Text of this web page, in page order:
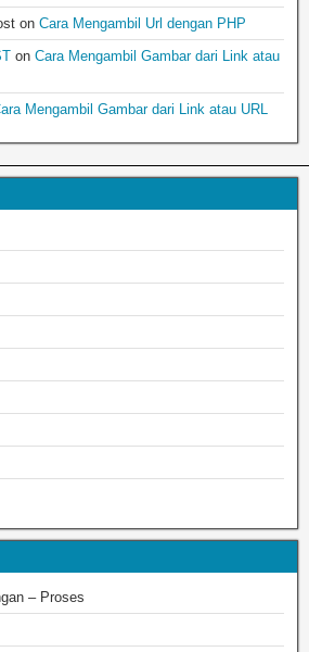
on Cara Mengambil Url dengan PHP
on Cara Mengambil Gambar dari Link atau
Mengambil Gambar dari Link atau URL
– Proses